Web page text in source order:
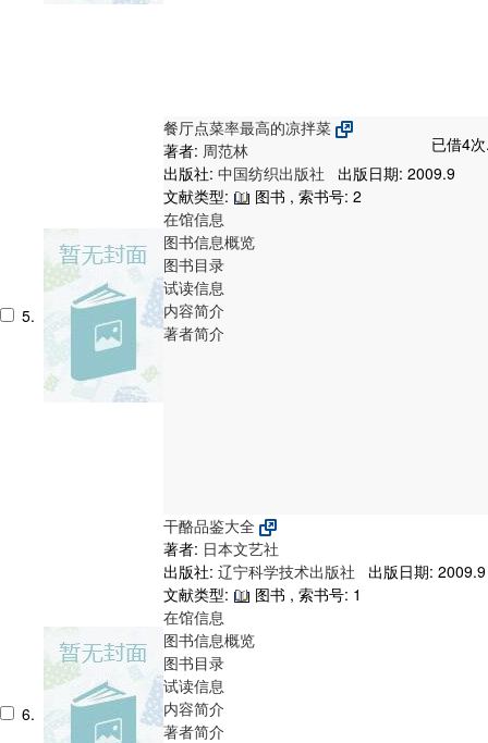
5.
餐厅点菜率最高的凉拌菜
已借4
著者: 周范林
出版社: 中国纺织出版社
出版日期: 2009.9
文献类型:
图书 , 索书号: 2
在馆信息
图书信息概览
图书目录
试读信息
内容简介
著者简介
6.
干酪品鉴大全
著者: 日本文艺社
出版社: 辽宁科学技术出版社
出版日期: 2009.9
文献类型:
图书 , 索书号: 1
在馆信息
图书信息概览
图书目录
试读信息
内容简介
著者简介